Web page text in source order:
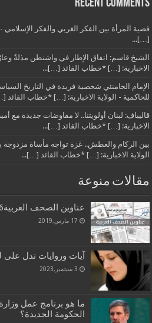
Recent Comments
قضية المرأة بين الفكر الغربي والفكر الإسلامي
[…]...
الشيخ قاسم: اتفاق الإطار في واشنطن مذلةٌ
الاخبارية: […] *خطاب القائد […]...
الإمام الخامنئي شخصية فريدة في التاريخ
للحاكمية - الولاية الاخبارية: […] *خطاب القائد
قاليباف: لبنان أولويتنا.. لا مفاوضات جديدة مع
الاخبارية: […] *خطاب القائد […]...
بين الركام والعطش.. غزة تواجه مأساة مزدوجة
الولاية الاخبارية: […] *خطاب القائد […]...
مقالات منوعة
عناوين الصحف العربية16 _ 03 _ 2019
17 مارس,2019
آيات وروايات تدل على
3 سبتمبر,2023
ما هو برنامج عمل وزارة
الحكومة الجديدة؟